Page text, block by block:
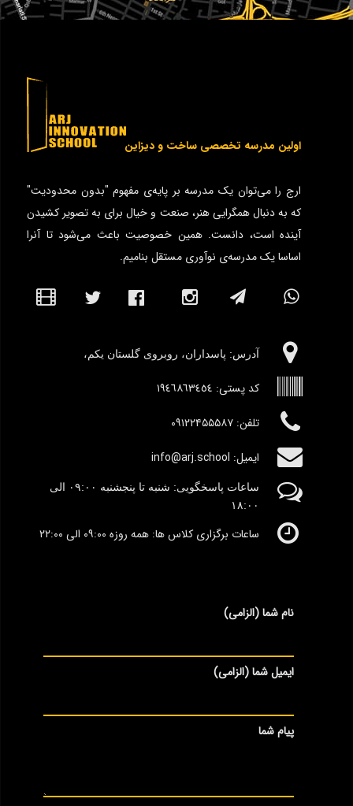
اولین مدرسه تخصصی ساخت و دیزاین
ارج را می‌توان یک مدرسه بر پایه‌ی مفهوم "بدون محدودیت"
که به دنبال همگرایی هنر، صنعت و خیال برای به تصویر کشیدن
آینده است، دانست. همین خصوصیت باعث می‌شود تا آنرا
اساسا یک مدرسه‌ی نوآوری مستقل بنامیم.
آدرس:‌ پاسداران، روبروی گلستان یکم،
کد پستی: ١٩٤٦٨٦٣٤٥٤
تلفن: ۰۹۱۲۲۴۵۵۵۸۷
ایمیل: info@arj.school
ساعات پاسخگویی: شنبه تا پنجشنبه ٠۹:۰۰ الی
١٨:٠٠
ساعات برگزاری کلاس ها: همه روزه ۰۹:۰۰ الی ۲۲:۰۰
نام شما (الزامی)
ایمیل شما (الزامی)
پیام شما